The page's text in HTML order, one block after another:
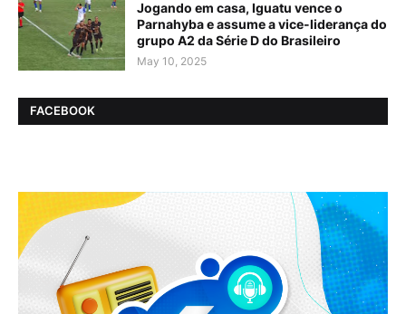
Jogando em casa, Iguatu vence o
Parnahyba e assume a vice-liderança do
grupo A2 da Série D do Brasileiro
May 10, 2025
FACEBOOK